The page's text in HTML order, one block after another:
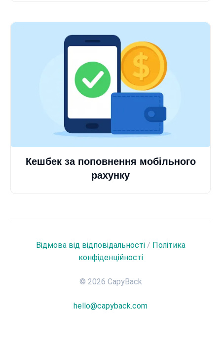
Кешбек за поповнення мобільного
рахунку
Відмова від відповідальності/ Політика
конфіденційності
© 2026 CapyBack
hello@capyback.com